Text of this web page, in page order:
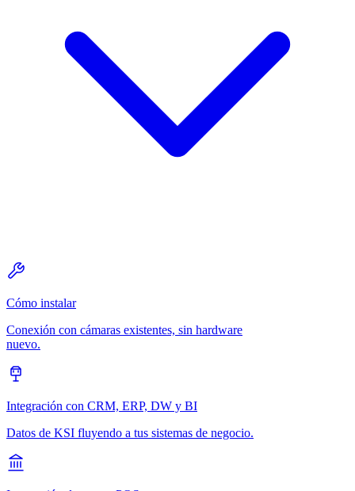
Cómo instalar
Conexión con cámaras existentes, sin hardware
nuevo.
Integración con CRM, ERP, DW y BI
Datos de KSI fluyendo a tus sistemas de negocio.